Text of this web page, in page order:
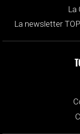
La
La newsletter